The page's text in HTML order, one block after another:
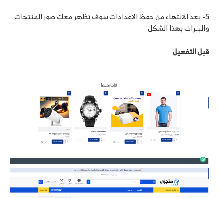
5- بعد الانتهاء من حفظ الاعدادات سوف تظهر معك صور المنتجات
والبنرات بهذا الشكل
قبل التفعيل